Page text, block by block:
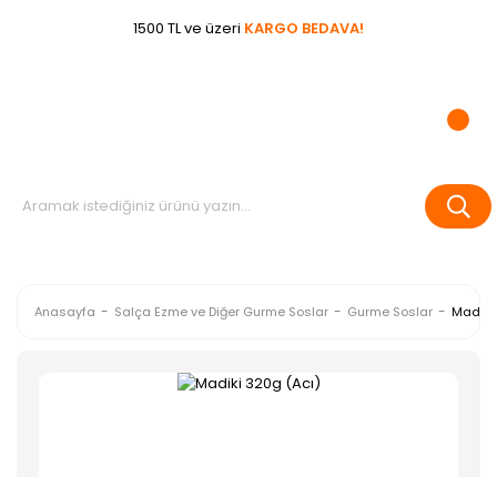
1500 TL ve üzeri KARGO BEDAVA!
Anasayfa Salça Ezme ve Diğer Gurme Soslar Gurme Soslar Madiki